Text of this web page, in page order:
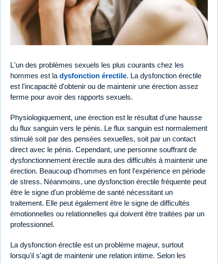
L'un des problèmes sexuels les plus courants chez les
hommes est la dysfonction érectile. La dysfonction érectile
est l'incapacité d'obtenir ou de maintenir une érection assez
ferme pour avoir des rapports sexuels.
Physiologiquement, une érection est le résultat d'une hausse
du flux sanguin vers le pénis. Le flux sanguin est normalement
stimulé soit par des pensées sexuelles, soit par un contact
direct avec le pénis. Cependant, une personne souffrant de
dysfonctionnement érectile aura des difficultés à maintenir une
érection. Beaucoup d'hommes en font l'expérience en période
de stress. Néanmoins, une dysfonction érectile fréquente peut
être le signe d'un problème de santé nécessitant un
traitement. Elle peut également être le signe de difficultés
émotionnelles ou relationnelles qui doivent être traitées par un
professionnel.
La dysfonction érectile est un problème majeur, surtout
lorsqu'il s'agit de maintenir une relation intime. Selon les